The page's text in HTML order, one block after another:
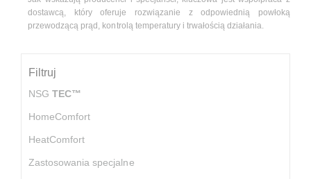
dostawcą, który oferuje rozwiązanie z odpowiednią powłoką
przewodzącą prąd, kontrolą temperatury i trwałością działania.
Filtruj
NSGTEC™
HomeComfort
HeatComfort
Zastosowania specjalne